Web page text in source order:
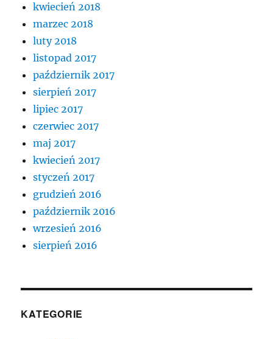
kwiecień 2018
marzec 2018
luty 2018
listopad 2017
październik 2017
sierpień 2017
lipiec 2017
czerwiec 2017
maj 2017
kwiecień 2017
styczeń 2017
grudzień 2016
październik 2016
wrzesień 2016
sierpień 2016
KATEGORIE